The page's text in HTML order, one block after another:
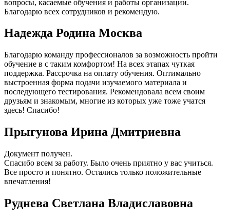
вопросы, касаемые обучения и работы организации.
Благодарю всех сотрудников и рекомендую.
Надежда Родина Москва
Благодарю команду профессионалов за возможность пройти
обучение в с таким комфортом! На всех этапах чуткая
поддержка. Рассрочка на оплату обучения. Оптимально
выстроенная форма подачи изучаемого материала и
последующего тестирования. Рекомендовала всем своим
друзьям и знакомым, многие из которых уже тоже учатся
здесь! Спасибо!
Прыгунова Ирина Дмитриевна
Документ получен.
Спасибо всем за работу. Было очень приятно у вас учиться.
Все просто и понятно. Остались только положительные
впечатления!
Руднева Светлана Владиславовна